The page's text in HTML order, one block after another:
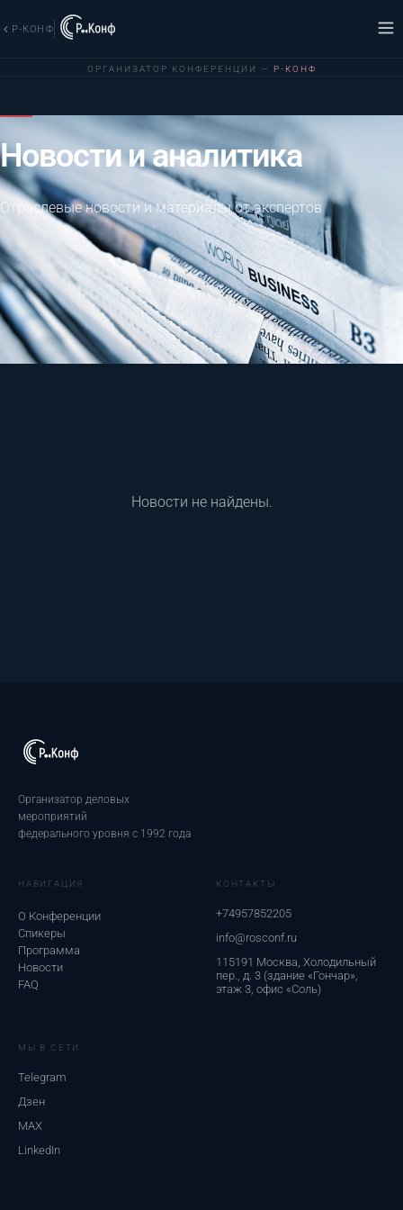
Р-КОНФ
ОРГАНИЗАТОР КОНФЕРЕНЦИИ — Р-КОНФ
Новости и аналитика
Отраслевые новости и материалы от экспертов
Новости не найдены.
Организатор деловых
мероприятий
федерального уровня с 1992 года
НАВИГАЦИЯ
О Конференции
Спикеры
Программа
Новости
FAQ
КОНТАКТЫ
+74957852205
info@rosconf.ru
115191 Москва, Холодильный
пер., д. 3 (здание «Гончар»,
этаж 3, офис «Соль)
МЫ В СЕТИ
Telegram
Дзен
MAX
LinkedIn